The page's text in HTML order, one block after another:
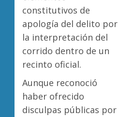
constitutivos de
apología del delito por
la interpretación del
corrido dentro de un
recinto oficial.
Aunque reconoció
haber ofrecido
disculpas públicas por